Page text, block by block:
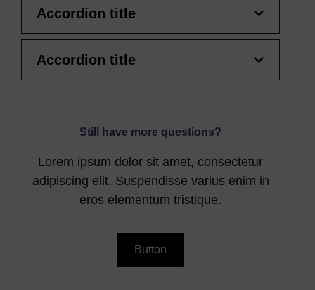
Accordion title
Accordion title
Still have more questions?
Lorem ipsum dolor sit amet, consectetur
adipiscing elit. Suspendisse varius enim in
eros elementum tristique.
Button